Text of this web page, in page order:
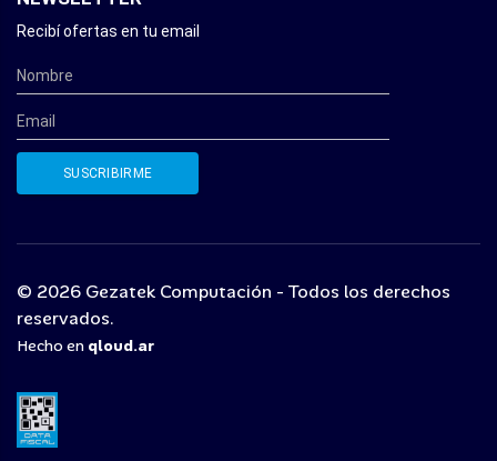
Recibí ofertas en tu email
© 2026 Gezatek Computación - Todos los derechos
reservados.
Hecho en qloud.ar